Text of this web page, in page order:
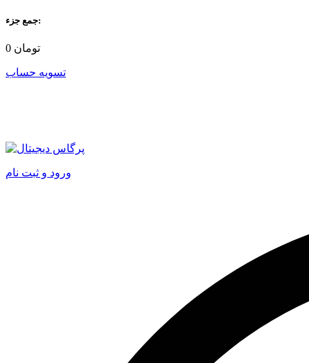
جمع جزء:
0 تومان
تسویه حساب
ورود و ثبت نام